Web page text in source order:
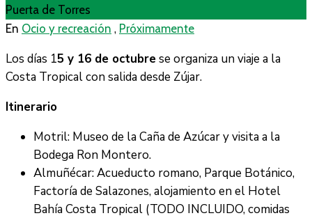
Puerta de Torres
En Ocio y recreación , Próximamente
Los días 15 y 16 de octubrese organiza un viaje a la
Costa Tropical con salida desde Zújar.
Itinerario
Motril: Museo de la Caña de Azúcar y visita a la
Bodega Ron Montero.
Almuñécar: Acueducto romano, Parque Botánico,
Factoría de Salazones, alojamiento en el Hotel
Bahía Costa Tropical (TODO INCLUIDO, comidas